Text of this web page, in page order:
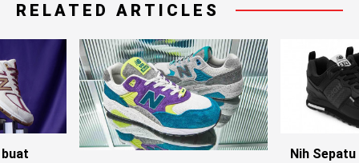
RELATED ARTICLES
Nih Sepatu